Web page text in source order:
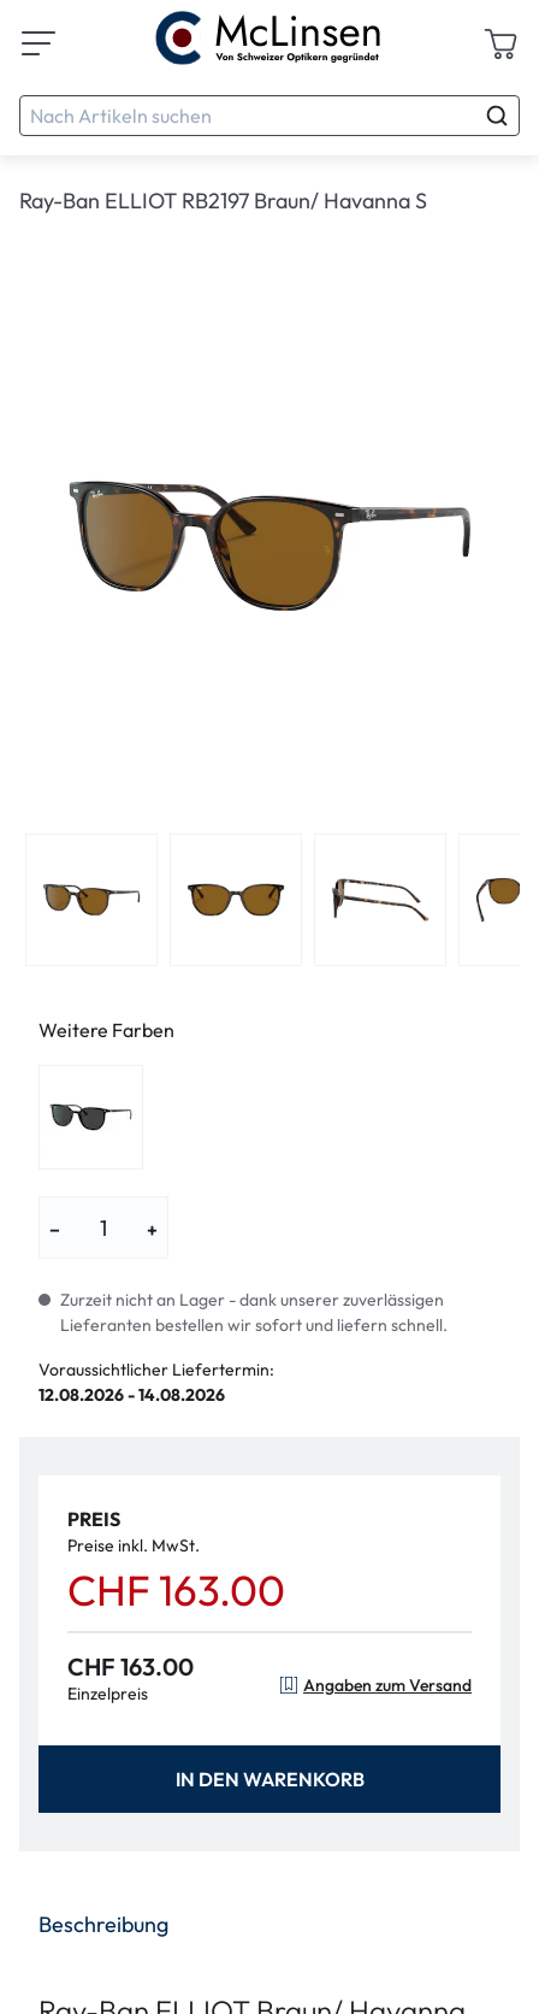
Ray-Ban ELLIOT RB2197 Braun/ Havanna S
Weitere Farben
− +
Zurzeit nicht an Lager - dank unserer zuverlässigen
Lieferanten bestellen wir sofort und liefern schnell.
Voraussichtlicher Liefertermin:
12.08.2026 - 14.08.2026
PREIS
Preise inkl. MwSt.
CHF 163.00
CHF 163.00
Einzelpreis Angaben zum Versand
IN DEN WARENKORB
Beschreibung